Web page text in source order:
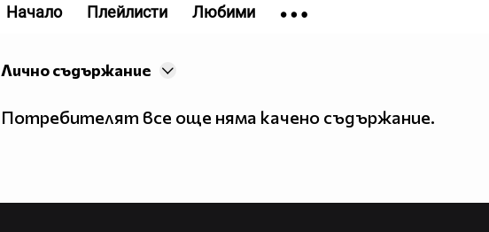
Лично съдържание
Потребителят все още няма качено съдържание.
Начало Плейлисти Любими